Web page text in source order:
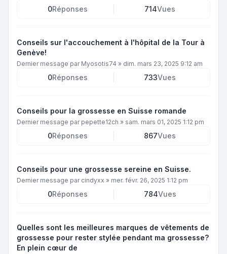
0Réponses 714Vues
Conseils sur l'accouchement à l'hôpital de la Tour à
Genève!
Dernier message par Myosotis74 » dim. mars 23, 2025 9:12 am
0Réponses 733Vues
Conseils pour la grossesse en Suisse romande
Dernier message par pepette12ch » sam. mars 01, 2025 1:12 pm
0Réponses 867Vues
Conseils pour une grossesse sereine en Suisse.
Dernier message par cindyxx » mer. févr. 26, 2025 1:12 pm
0Réponses 784Vues
Quelles sont les meilleures marques de vêtements de
grossesse pour rester stylée pendant ma grossesse?
En plein cœur de